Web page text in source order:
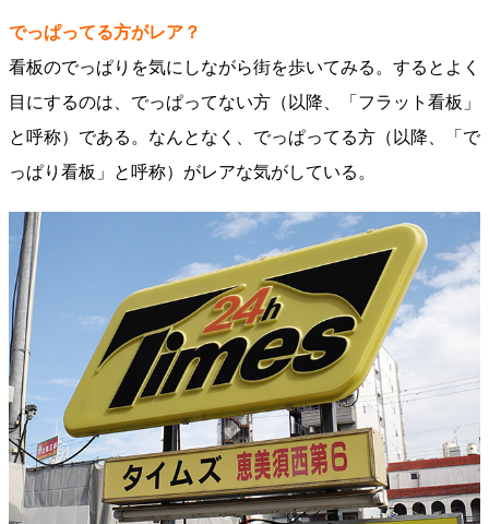
でっぱってる方がレア？
看板のでっぱりを気にしながら街を歩いてみる。するとよく
目にするのは、でっぱってない方（以降、「フラット看板」
と呼称）である。なんとなく、でっぱってる方（以降、「で
っぱり看板」と呼称）がレアな気がしている。